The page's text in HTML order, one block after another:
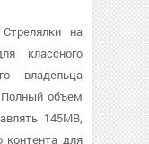
на
классного
владельца
объем
145MB,
контента для